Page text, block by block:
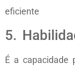
eficiente
5.
É a capacidade